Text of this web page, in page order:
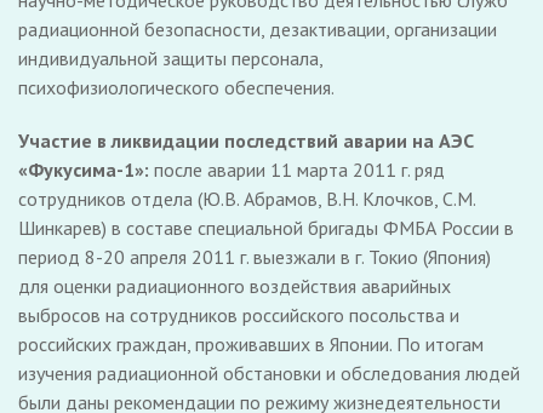
радиационной безопасности, дезактивации, организации
индивидуальной защиты персонала,
психофизиологического обеспечения.
Участие в ликвидации последствий аварии на АЭС
«Фукусима-1»: после аварии 11 марта 2011 г. ряд
сотрудников отдела (Ю.В. Абрамов, В.Н. Клочков, С.М.
Шинкарев) в составе специальной бригады ФМБА России в
период 8-20 апреля 2011 г. выезжали в г. Токио (Япония)
для оценки радиационного воздействия аварийных
выбросов на сотрудников российского посольства и
российских граждан, проживавших в Японии. По итогам
изучения радиационной обстановки и обследования людей
были даны рекомендации по режиму жизнедеятельности